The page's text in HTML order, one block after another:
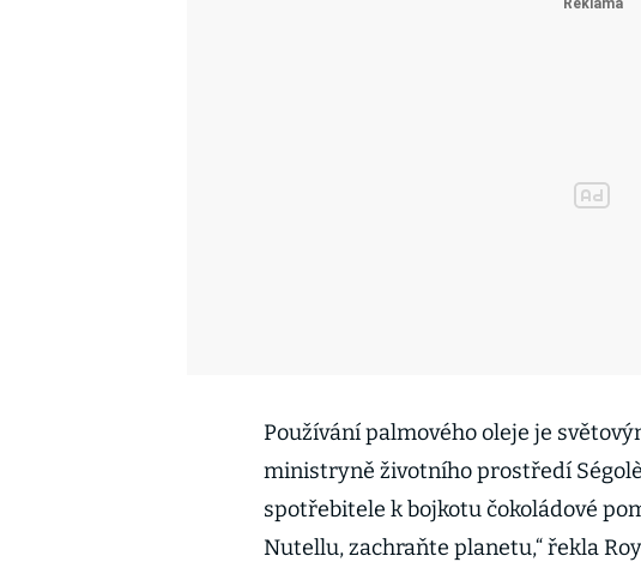
Používání palmového oleje je
ministryně životního prostředí
spotřebitele k bojkotu čokoládové
Nutellu, zachraňte planetu,“ řekla